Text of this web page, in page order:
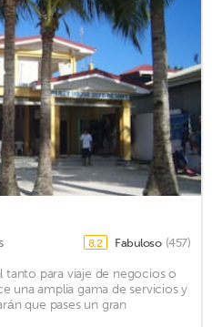
8,2 Fabuloso (457)
tanto para viaje de negocios o
una amplia gama de servicios y
que pases un gran